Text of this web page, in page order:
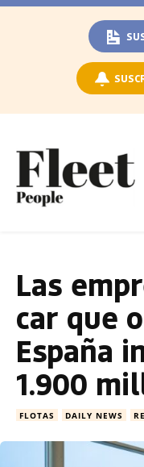
Las
car que
España
1.900
FLOTAS DAILY NEWS